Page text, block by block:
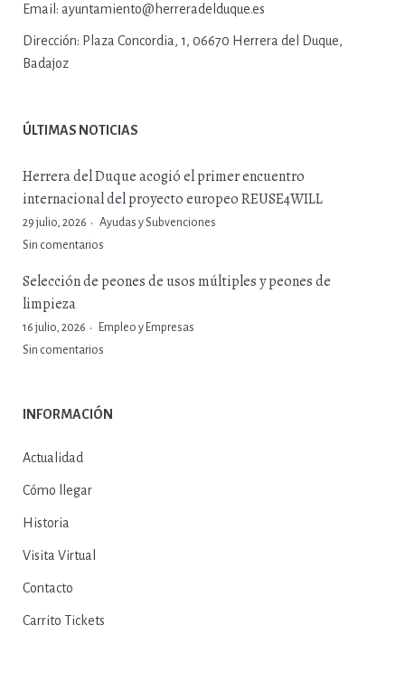
Email: ayuntamiento@herreradelduque.es
Dirección: Plaza Concordia, 1, 06670 Herrera del Duque,
Badajoz
ÚLTIMAS NOTICIAS
Herrera del Duque acogió el primer encuentro
internacional del proyecto europeo REUSE4WILL
29 julio, 2026
Ayudas y Subvenciones
Sin comentarios
Selección de peones de usos múltiples y peones de
limpieza
16 julio, 2026
Empleo y Empresas
Sin comentarios
INFORMACIÓN
Actualidad
Cómo llegar
Historia
Visita Virtual
Contacto
Carrito Tickets